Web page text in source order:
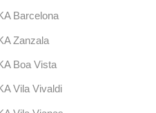
Barcelona
Zanzala
Boa Vista
Vila Vivaldi